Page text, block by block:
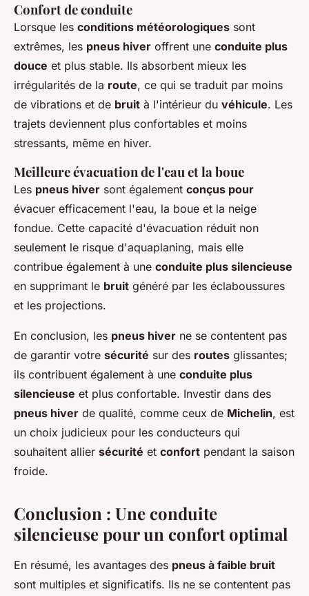
Confort de conduite
Lorsque les conditions météorologiques sont
extrêmes, les pneus hiver offrent une conduite plus
douce et plus stable. Ils absorbent mieux les
irrégularités de la route, ce qui se traduit par moins
de vibrations et de bruit à l'intérieur du véhicule. Les
trajets deviennent plus confortables et moins
stressants, même en hiver.
Meilleure évacuation de l'eau et la boue
Les pneus hiver sont également conçus pour
évacuer efficacement l'eau, la boue et la neige
fondue. Cette capacité d'évacuation réduit non
seulement le risque d'aquaplaning, mais elle
contribue également à une conduite plus silencieuse
en supprimant le bruit généré par les éclaboussures
et les projections.
En conclusion, les pneus hiver ne se contentent pas
de garantir votre sécurité sur des routes glissantes;
ils contribuent également à une conduite plus
silencieuse et plus confortable. Investir dans des
pneus hiver de qualité, comme ceux de Michelin, est
un choix judicieux pour les conducteurs qui
souhaitent allier sécurité et confort pendant la saison
froide.
Conclusion : Une conduite
silencieuse pour un confort optimal
En résumé, les avantages des pneus à faible bruit
sont multiples et significatifs. Ils ne se contentent pas